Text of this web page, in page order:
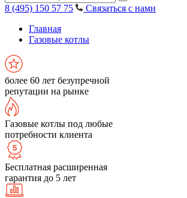
8 (495) 150 57 75
Связаться с нами
Главная
Газовые котлы
более 60 лет безупречной
репутации на рынке
Газовые котлы под любые
потребности клиента
Бесплатная расширенная
гарантия до 5 лет